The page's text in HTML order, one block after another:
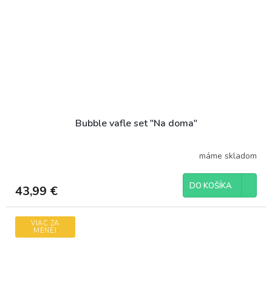
Bubble vafle set "Na doma"
máme skladom
43,99 € DO KOŠÍKA
VIAC ZA
MENEJ